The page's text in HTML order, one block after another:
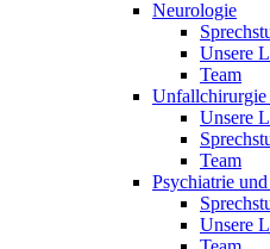
Neurologie
Unsere
Team
Unfallchirurgie
Unsere
Team
Psychiatrie
Unsere